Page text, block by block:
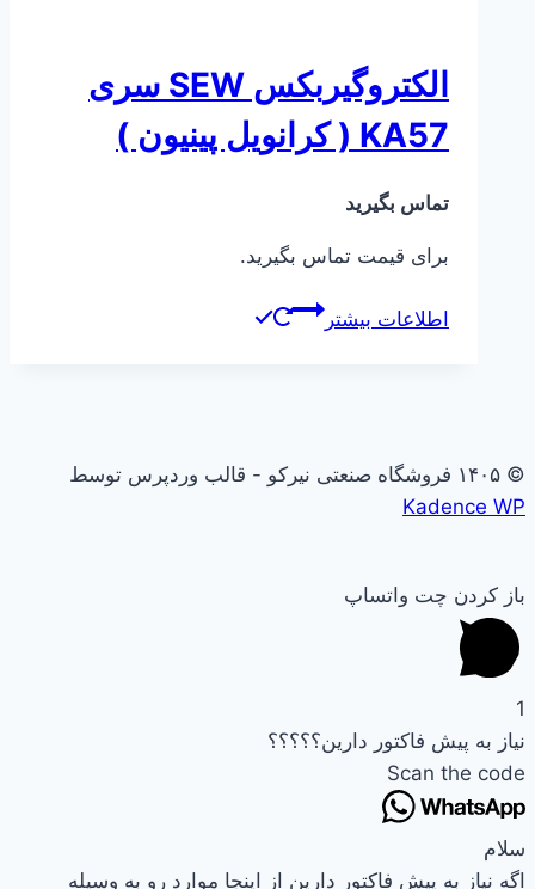
الکتروگیربکس SEW سری
KA57 ( کرانویل پینیون )
تماس بگیرید
برای قیمت تماس بگیرید.
اطلاعات بیشتر
© ۱۴۰۵ فروشگاه صنعتی نیرکو - قالب وردپرس توسط
Kadence WP
باز کردن چت واتساپ
1
نیاز به پیش فاکتور دارین؟؟؟؟؟
Scan the code
سلام
اگه نیاز به پیش فاکتور دارین از اینجا موارد رو به وسیله